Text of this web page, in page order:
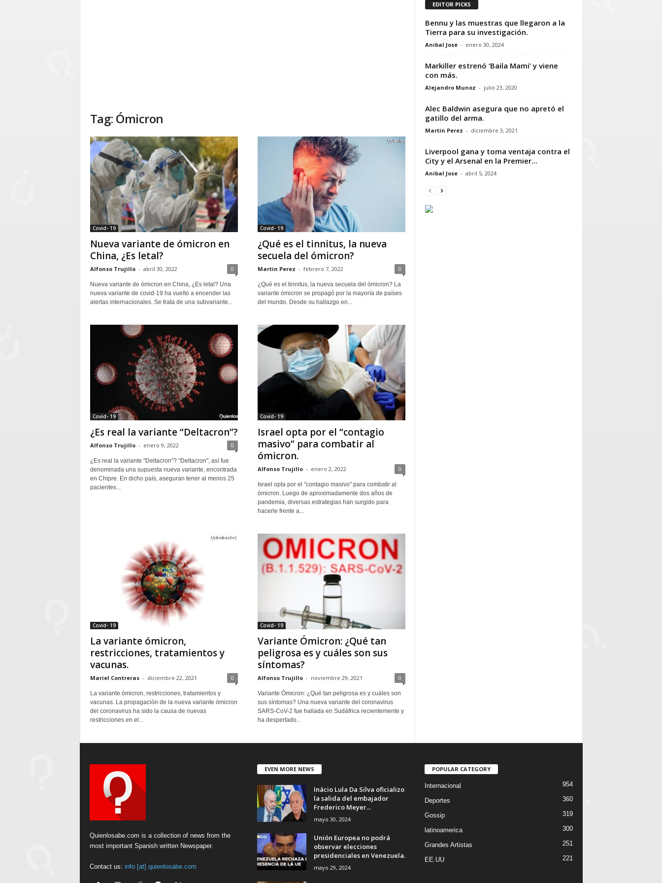
Tag: Ómicron
Covid- 19
Nueva variante de ómicron en
China, ¿Es letal?
Alfonso Trujillo - abril 30, 2022 0
Nueva variante de ómicron en China, ¿Es letal? Una
nueva variante de covid-19 ha vuelto a encender las
alertas internacionales. Se trata de una subvariante...
Covid- 19
¿Qué es el tinnitus, la nueva
secuela del ómicron?
Martin Perez - febrero 7, 2022 0
¿Qué es el tinnitus, la nueva secuela del ómicron? La
variante ómicron se propagó por la mayoría de países
del mundo. Desde su hallazgo en...
Covid- 19
¿Es real la variante “Deltacron”?
Alfonso Trujillo - enero 9, 2022 0
¿Es real la variante "Deltacron"? "Deltacron", así fue
denominada una supuesta nueva variante, encontrada
en Chipre. En dicho país, aseguran tener al menos 25
pacientes...
Covid- 19
Israel opta por el “contagio
masivo” para combatir al
ómicron.
Alfonso Trujillo - enero 2, 2022 0
Israel opta por el "contagio masivo" para combatir al
ómicron. Luego de aproximadamente dos años de
pandemia, diversas estrategias han surgido para
hacerle frente a...
Covid- 19
La variante ómicron,
restricciones, tratamientos y
vacunas.
Mariel Contreras - diciembre 22, 2021 0
La variante ómicron, restricciones, tratamientos y
vacunas. La propagación de la nueva variante ómicron
del coronavirus ha sido la causa de nuevas
restricciones en el...
Covid- 19
Variante Ómicron: ¿Qué tan
peligrosa es y cuáles son sus
síntomas?
Alfonso Trujillo - noviembre 29, 2021 0
Variante Ómicron: ¿Qué tan peligrosa es y cuáles son
sus síntomas? Una nueva variante del coronavirus
SARS-CoV-2 fue hallada en Sudáfrica recientemente y
ha despertado...
EDITOR PICKS
Bennu y las muestras que llegaron a la
Tierra para su investigación.
Anibal Jose - enero 30, 2024
Markiller estrenó ‘Baila Mami’ y viene
con más.
Alejandro Munoz - julio 23, 2020
Alec Baldwin asegura que no apretó el
gatillo del arma.
Martin Perez - diciembre 3, 2021
Liverpool gana y toma ventaja contra el
City y el Arsenal en la Premier...
Anibal Jose - abril 5, 2024
Quienlosabe.com is a collection of news from the
most important Spanish written Newspaper.
Contact us: info [at] quienlosabe.com
EVEN MORE NEWS
Inácio Lula Da Silva oficializo
la salida del embajador
Frederico Meyer...
mayo 30, 2024
Unión Europea no podrá
observar elecciones
presidenciales en Venezuela.
mayo 29, 2024
POPULAR CATEGORY
Internacional 954
Deportes 360
Gossip 319
latinoamerica 300
Grandes Artistas 251
EE.UU 221